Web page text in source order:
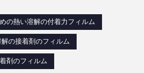
の熱い溶解の付着力フィルム
の接着剤のフィルム
剤のフィルム